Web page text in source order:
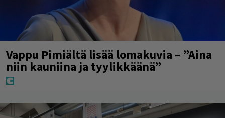
Vappu Pimiältä lisää lomakuvia – ”Aina
niin kauniina ja tyylikkäänä”